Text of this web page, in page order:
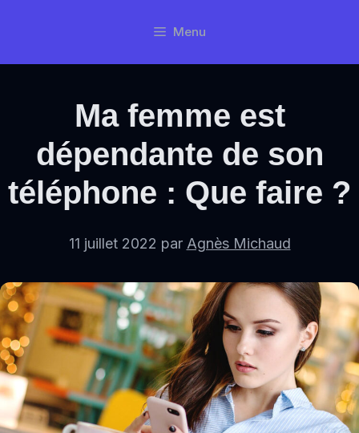
Menu
Ma femme est
dépendante de son
téléphone : Que faire ?
11 juillet 2022 par Agnès Michaud